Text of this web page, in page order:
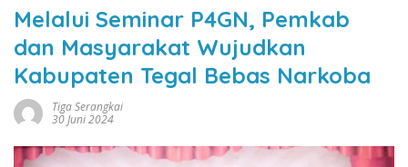
Melalui Seminar P4GN, Pemkab
dan Masyarakat Wujudkan
Kabupaten Tegal Bebas Narkoba
Tiga Serangkai
30 Juni 2024